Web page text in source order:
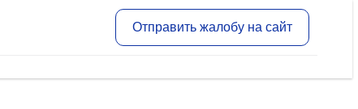
Отправить жалобу на сайт